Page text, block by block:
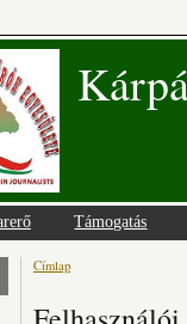
Támogatás
Jelenlegi hely
Címlap